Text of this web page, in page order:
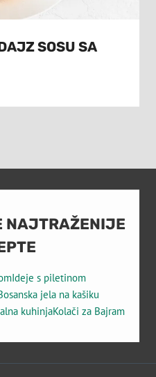
SOSU SA
NAJTRAŽENIJE
Ideje s piletinom
jela na kašiku
kuhinjaKolači za Bajram